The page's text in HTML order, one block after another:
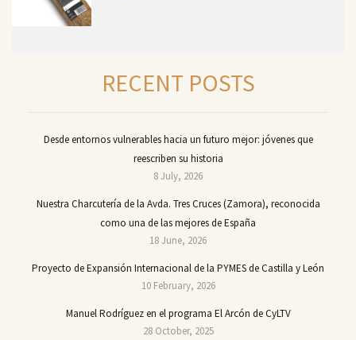
RECENT POSTS
Desde entornos vulnerables hacia un futuro mejor: jóvenes que
reescriben su historia
8 July, 2026
Nuestra Charcutería de la Avda. Tres Cruces (Zamora), reconocida
como una de las mejores de España
18 June, 2026
Proyecto de Expansión Internacional de la PYMES de Castilla y León
10 February, 2026
Manuel Rodríguez en el programa El Arcón de CyLTV
28 October, 2025